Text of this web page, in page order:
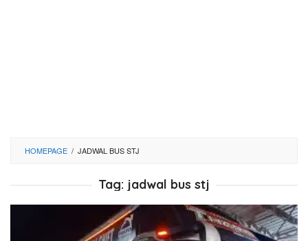
HOMEPAGE / JADWAL BUS STJ
Tag: jadwal bus stj